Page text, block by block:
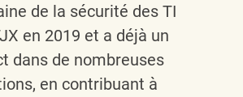
de la sécurité des TI
en 2019 et a déjà un
dans de nombreuses
en contribuant à